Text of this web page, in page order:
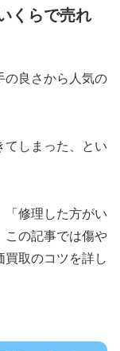
くらで売れ
の良さから人気の
てしまった、とい
「修理した方がい
この記事では傷や
買取のコツを詳し